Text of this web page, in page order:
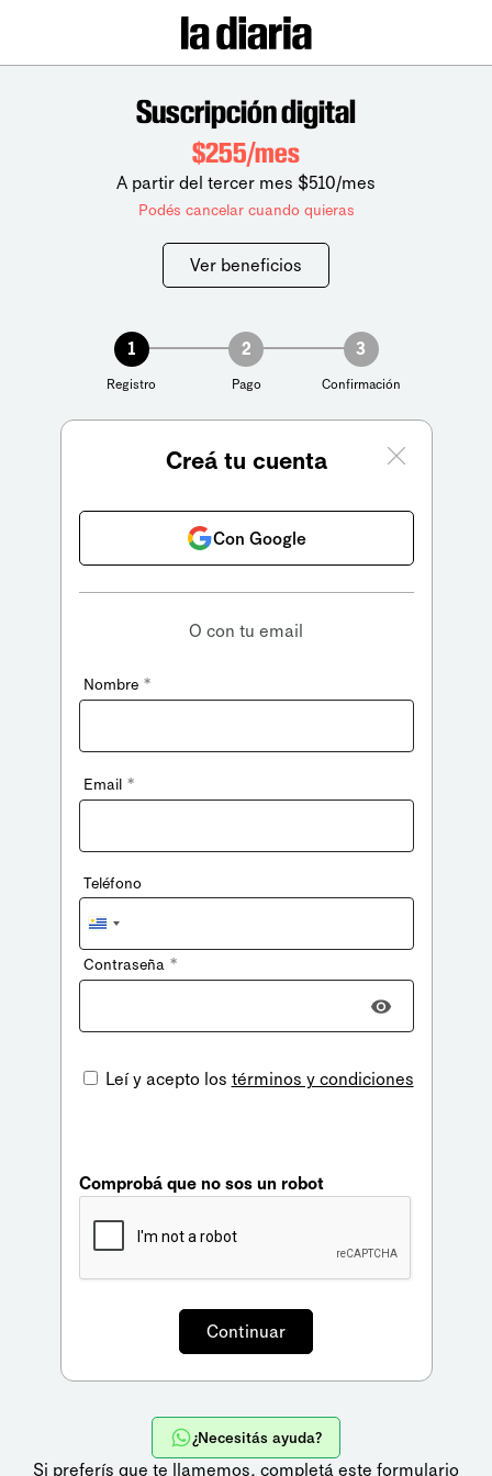
Suscripción digital
$255/mes
A partir del tercer mes $510/mes
Podés cancelar cuando quieras
Ver beneficios
1
Registro
2
Pago
3
Confirmación
Creá tu cuenta
Con Google
O con tu email
Nombre *
Email *
Teléfono
Uruguay
+598
Contraseña *
Leí y acepto los términos y condiciones
Comprobá que no sos un robot
¿Necesitás ayuda?
Si preferís que te llamemos, completá este formulario